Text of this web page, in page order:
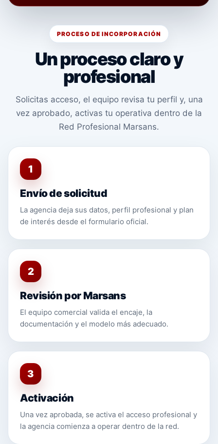
PROCESO DE INCORPORACIÓN
Un proceso claro y
profesional
Solicitas acceso, el equipo revisa tu perfil y, una
vez aprobado, activas tu operativa dentro de la
Red Profesional Marsans.
1
Envío de solicitud
La agencia deja sus datos, perfil profesional y plan
de interés desde el formulario oficial.
2
Revisión por Marsans
El equipo comercial valida el encaje, la
documentación y el modelo más adecuado.
3
Activación
Una vez aprobada, se activa el acceso profesional y
la agencia comienza a operar dentro de la red.